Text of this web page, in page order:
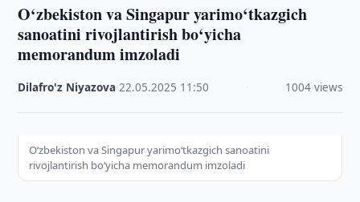
O‘zbekiston va Singapur yarimo‘tkazgich
sanoatini rivojlantirish bo‘yicha
memorandum imzoladi
Dilafro'z Niyazova ·22.05.2025 11:50 1004 views
O‘zbekiston va Singapur yarimo‘tkazgich sanoatini
rivojlantirish bo‘yicha memorandum imzoladi